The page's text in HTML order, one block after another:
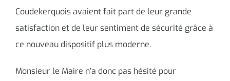
Coudekerquois avaient fait part de leur grande
satisfaction et de leur sentiment de sécurité grâce à
ce nouveau dispositif plus moderne.
Monsieur le Maire n’a donc pas hésité pour